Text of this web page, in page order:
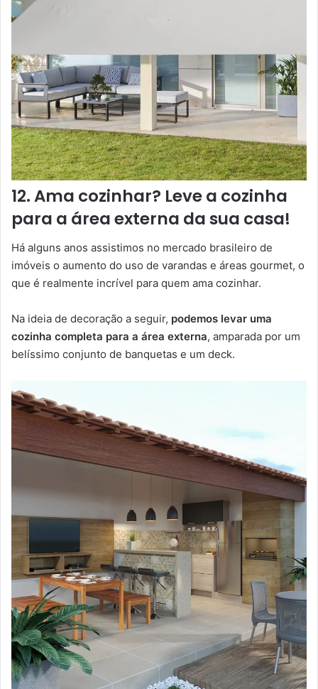
12. Ama cozinhar? Leve a cozinha
para a área externa da sua casa!
Há alguns anos assistimos no mercado brasileiro de
imóveis o aumento do uso de varandas e áreas gourmet, o
que é realmente incrível para quem ama cozinhar.
Na ideia de decoração a seguir, podemos levar uma
cozinha completa para a área externa, amparada por um
belíssimo conjunto de banquetas e um deck.